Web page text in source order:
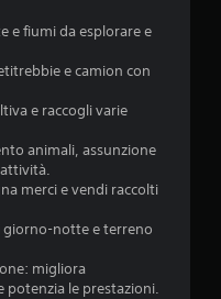
e fiumi da esplorare e
e camion con
e raccogli varie
animali, assunzione
merci e vendi raccolti
giorno-notte e terreno
migliora
potenzia le prestazioni.